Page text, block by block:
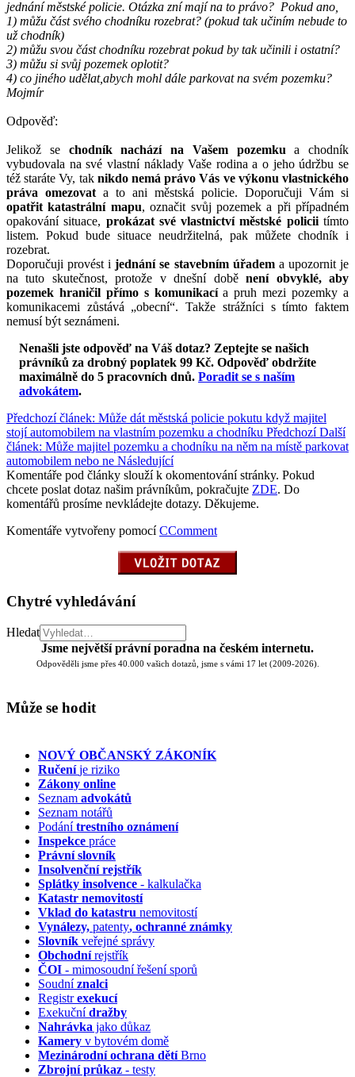
jednání městské policie. Otázka zní mají na to právo? Pokud ano,
1) můžu část svého chodníku rozebrat? (pokud tak učiním nebude to
už chodník)
2) můžu svou část chodníku rozebrat pokud by tak učinili i ostatní?
3) můžu si svůj pozemek oplotit?
4) co jiného udělat,abych mohl dále parkovat na svém pozemku?
Mojmír
Odpověď:
Jelikož se chodník nachází na Vašem pozemkua chodník
vybudovala na své vlastní náklady Vaše rodina a o jeho údržbu se
též staráte Vy, tak nikdo nemá právo Vás ve výkonu vlastnického
práva omezovat a to ani městská policie. Doporučuji Vám si
opatřit katastrální mapu, označit svůj pozemek a při případném
opakování situace, prokázat své vlastnictví městské policiitímto
listem. Pokud bude situace neudržitelná, pak můžete chodník i
rozebrat.
Doporučuji provést ijednání se stavebním úřadem a upozornit je
na tuto skutečnost, protože v dnešní doběnení obvyklé, aby
pozemek hraničil přímo s komunikacía pruh mezi pozemky a
komunikacemi zůstává „obecní“. Takže strážníci s tímto faktem
nemusí být seznámeni.
Nenašli jste odpověď na Váš dotaz? Zeptejte se našich
právníků za drobný poplatek 99 Kč. Odpověď obdržíte
maximálně do 5 pracovních dnů. Poradit se s naším
advokátem.
Předchozí článek: Může dát městská policie pokutu když majitel
stojí automobilem na vlastním pozemku a chodníku Předchozí Další
článek: Může majitel pozemku a chodníku na něm na místě parkovat
automobilem nebo ne Následující
Komentáře pod články slouží k okomentování stránky. Pokud
chcete poslat dotaz našim právníkům, pokračujte ZDE. Do
komentářů prosíme nevkládejte dotazy. Děkujeme.
Komentáře vytvořeny pomocíCComment
Chytré vyhledávání
Hledat
Jsme největší právní poradna na českém internetu.
Odpověděli jsme přes 40.000 vašich dotazů, jsme s vámi 17 let (2009-2026).
Může se hodit
NOVÝ OBČANSKÝ ZÁKONÍK
Ručeníje riziko
Zákony online
Seznam advokátů
Seznam notářů
Podánítrestního oznámení
Inspekce práce
Právní slovník
Insolvenčnírejstřík
Splátky insolvence - kalkulačka
Katastr nemovitostí
Vklad do katastru nemovitostí
Vynálezy, patenty, ochranné známky
Slovník veřejné správy
Obchodnírejstřík
ČOI - mimosoudní řešení sporů
Soudníznalci
Registrexekucí
Exekučnídražby
Nahrávka jako důkaz
Kamery v bytovém domě
Mezinárodní ochrana dětíBrno
Zbrojní průkaz - testy